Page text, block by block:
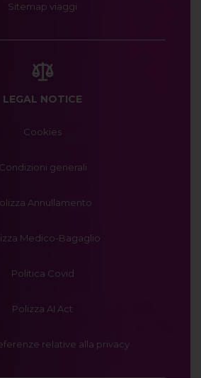
Sitemap viaggi
LEGAL NOTICE
Cookies
Condizioni generali
Annullamento
Medico-Bagaglio
Politica Covid
Polizza AI Act
relative alla privacy